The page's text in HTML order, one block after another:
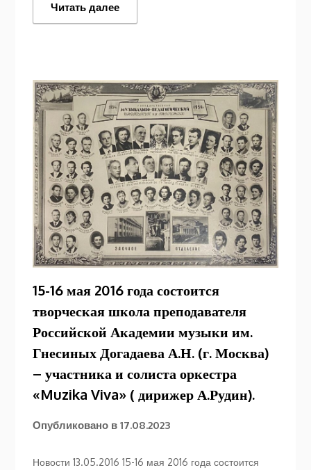
Читать далее
15-16 мая 2016 года состоится
творческая школа преподавателя
Российской Академии музыки им.
Гнесиных Догадаева А.Н. (г. Москва)
– участника и солиста оркестра
«Muzika Viva» ( дирижер А.Рудин).
Опубликовано в17.08.2023
Новости 13.05.2016 15-16 мая 2016 года состоится